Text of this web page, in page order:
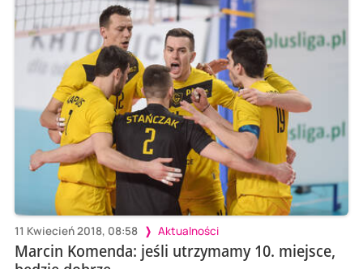
11 Kwiecień 2018, 08:58 Aktualności
Marcin Komenda: jeśli utrzymamy 10. miejsce,